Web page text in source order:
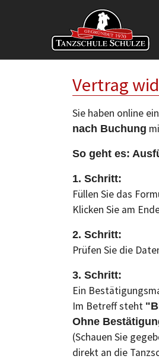
Vertrag
Sie haben online
nach Buchung
So geht es:
1. Schritt:
Füllen Sie das
Klicken Sie am
2. Schritt:
Prüfen Sie die
3. Schritt:
Ein
Im Betreff steht
Ohne
(Schauen Sie
direkt an die